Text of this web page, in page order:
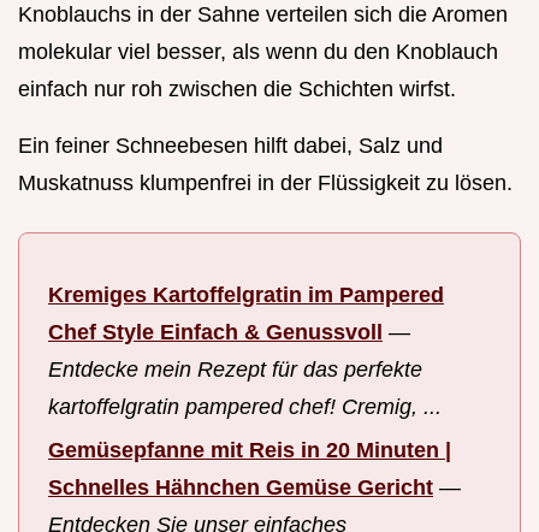
Knoblauchs in der Sahne verteilen sich die Aromen
molekular viel besser, als wenn du den Knoblauch
einfach nur roh zwischen die Schichten wirfst.
Ein feiner Schneebesen hilft dabei, Salz und
Muskatnuss klumpenfrei in der Flüssigkeit zu lösen.
Kremiges Kartoffelgratin im Pampered
Chef Style Einfach & Genussvoll —
Entdecke mein Rezept für das perfekte
kartoffelgratin pampered chef! Cremig, ...
Gemüsepfanne mit Reis in 20 Minuten |
Schnelles Hähnchen Gemüse Gericht —
Entdecken Sie unser einfaches